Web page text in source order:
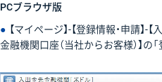
PCブラウザ版
● 【マイページ】-【登録情報・申請】-
金融機関口座（当社からお客様）】の「